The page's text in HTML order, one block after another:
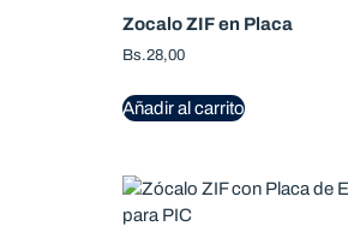
Zocalo ZIF en Placa
Bs.28,00
Añadir al carrito